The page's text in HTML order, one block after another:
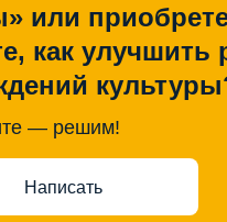
или
как улучшить
— решим!
Написать